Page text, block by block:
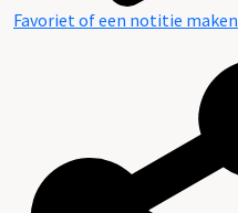
Favoriet of een notitie maken